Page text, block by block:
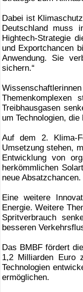
Dabei ist
Deutschland muss
Hightech-Strategie
und Exportchancen
Anwendung. Sie
sichern.“
Themenkomplexen
Treibhausgasen
um Technologien,
Auf dem 2. Klima-
Umsetzung stehen,
Entwicklung von
herkömmlichen
neue Absatzchancen.
Eine weitere
Energie. Weitere
Spritverbrauch
besseren
Das BMBF fördert
1,2 Milliarden Euro
Technologien
ermöglichen.